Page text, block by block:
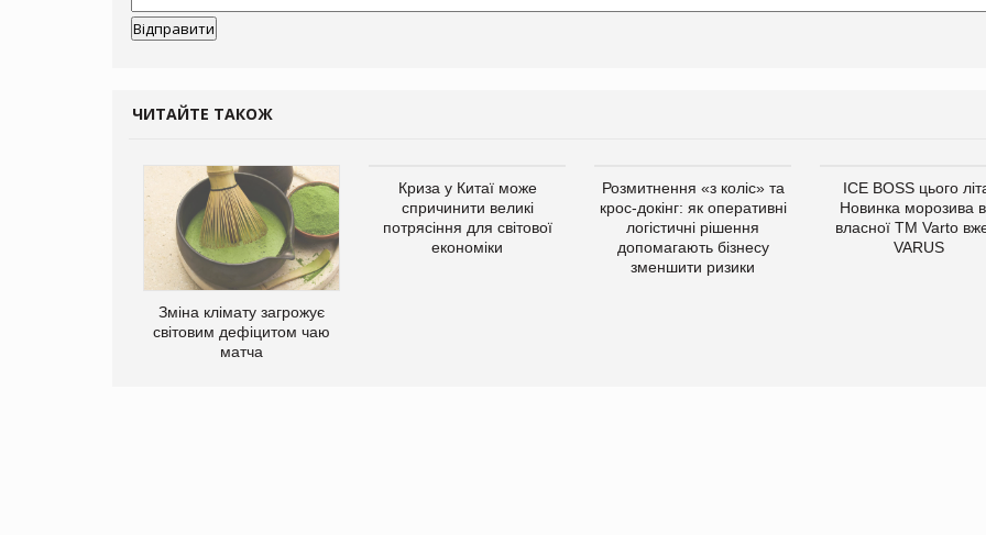
ЧИТАЙТЕ ТАКОЖ
Зміна клімату загрожує
світовим дефіцитом чаю
матча
Криза у Китаї може
спричинити великі
потрясіння для світової
економіки
Розмитнення «з коліс» та
крос-докінг: як оперативні
логістичні рішення
допомагають бізнесу
зменшити ризики
ICE BOSS цього
Новинка морозива
власної ТМ Varto
VARUS